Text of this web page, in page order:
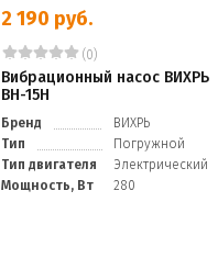
2 190 руб.
(0)
Вибрационный насос ВИХРЬ
ВН-15Н
Бренд
ВИХРЬ
Тип
Погружной
Тип двигателя
Электрический
Мощность, Вт
280